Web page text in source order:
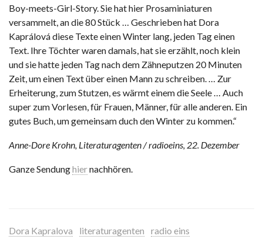
Boy-meets-Girl-Story. Sie hat hier Prosaminiaturen
versammelt, an die 80 Stück … Geschrieben hat Dora
Kaprálová diese Texte einen Winter lang, jeden Tag einen
Text. Ihre Töchter waren damals, hat sie erzählt, noch klein
und sie hatte jeden Tag nach dem Zähneputzen 20 Minuten
Zeit, um einen Text über einen Mann zu schreiben. … Zur
Erheiterung, zum Stutzen, es wärmt einem die Seele … Auch
super zum Vorlesen, für Frauen, Männer, für alle anderen. Ein
gutes Buch, um gemeinsam duch den Winter zu kommen.“
Anne-Dore Krohn, Literaturagenten / radioeins, 22. Dezember
Ganze Sendunghiernachhören.
Dora Kapralova literaturagenten radio eins